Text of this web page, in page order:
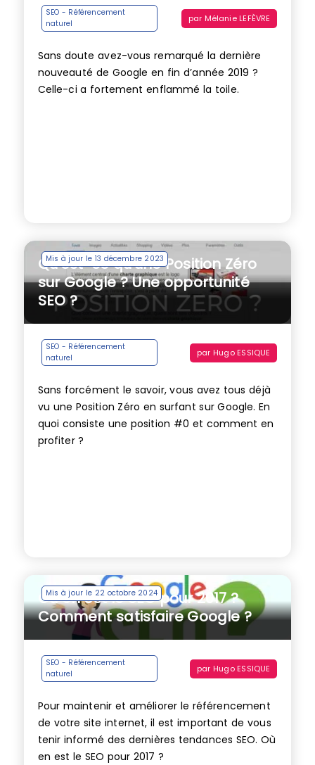
SEO - Référencement
naturel
par Mélanie LEFÈVRE
Sans doute avez-vous remarqué la dernière
nouveauté de Google en fin d’année 2019 ?
Celle-ci a fortement enflammé la toile.
Mis à jour le 13 décembre 2023
Qu’est-ce qu’une Position Zéro
sur Google ? Une opportunité
SEO ?
SEO - Référencement
naturel
par Hugo ESSIQUE
Sans forcément le savoir, vous avez tous déjà
vu une Position Zéro en surfant sur Google. En
quoi consiste une position #0 et comment en
profiter ?
Mis à jour le 22 octobre 2024
Où en est le SEO pour 2017 ?
Comment satisfaire Google ?
SEO - Référencement
naturel
par Hugo ESSIQUE
Pour maintenir et améliorer le référencement
de votre site internet, il est important de vous
tenir informé des dernières tendances SEO. Où
en est le SEO pour 2017 ?